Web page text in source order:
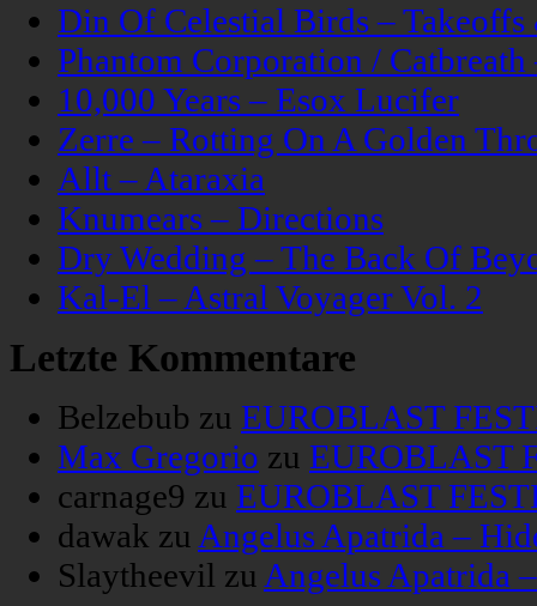
Din Of Celestial Birds –
Phantom Corporation /
10,000 Years – Esox Lucifer
Zerre – Rotting On A Golden
Allt – Ataraxia
Knumears – Directions
Dry Wedding – The Back Of
Kal-El – Astral Voyager Vol. 2
Letzte Kommentare
Belzebub zu EUROBLAST
Max Gregorio zu EUROBLAST
carnage9 zu EUROBLAST
dawak zu Angelus Apatrida –
Slaytheevil zu Angelus Apatrida